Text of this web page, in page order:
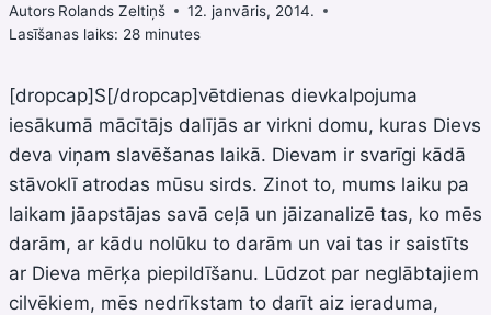
Autors Rolands Zeltiņš
12. janvāris, 2014.
Lasīšanas laiks: 28 minutes
[dropcap]S[/dropcap]vētdienas dievkalpojuma
iesākumā mācītājs dalījās ar virkni domu, kuras Dievs
deva viņam slavēšanas laikā. Dievam ir svarīgi kādā
stāvoklī atrodas mūsu sirds. Zinot to, mums laiku pa
laikam jāapstājas savā ceļā un jāizanalizē tas, ko mēs
darām, ar kādu nolūku to darām un vai tas ir saistīts
ar Dieva mērķa piepildīšanu. Lūdzot par neglābtajiem
cilvēkiem, mēs nedrīkstam to darīt aiz ieraduma,